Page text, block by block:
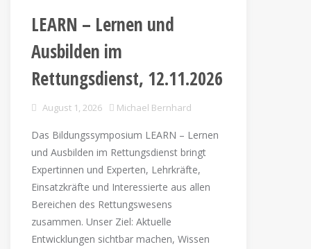
LEARN – Lernen und
Ausbilden im
Rettungsdienst, 12.11.2026
August 1, 2026 Michael Bernhard
Das Bildungssymposium LEARN – Lernen
und Ausbilden im Rettungsdienst bringt
Expertinnen und Experten, Lehrkräfte,
Einsatzkräfte und Interessierte aus allen
Bereichen des Rettungswesens
zusammen. Unser Ziel: Aktuelle
Entwicklungen sichtbar machen, Wissen